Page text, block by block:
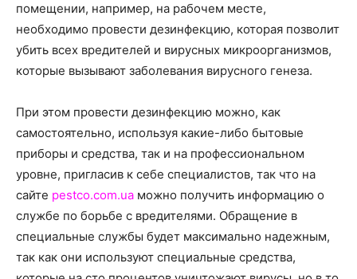
помещении, например, на рабочем месте,
необходимо провести дезинфекцию, которая позволит
убить всех вредителей и вирусных микроорганизмов,
которые вызывают заболевания вирусного генеза.
При этом провести дезинфекцию можно, как
самостоятельно, используя какие-либо бытовые
приборы и средства, так и на профессиональном
уровне, пригласив к себе специалистов, так что на
сайте pestco.com.ua можно получить информацию о
службе по борьбе с вредителями. Обращение в
специальные службы будет максимально надежным,
так как они используют специальные средства,